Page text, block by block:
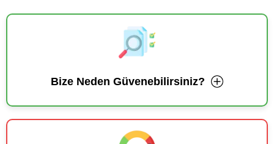
Bize Neden Güvenebilirsiniz?